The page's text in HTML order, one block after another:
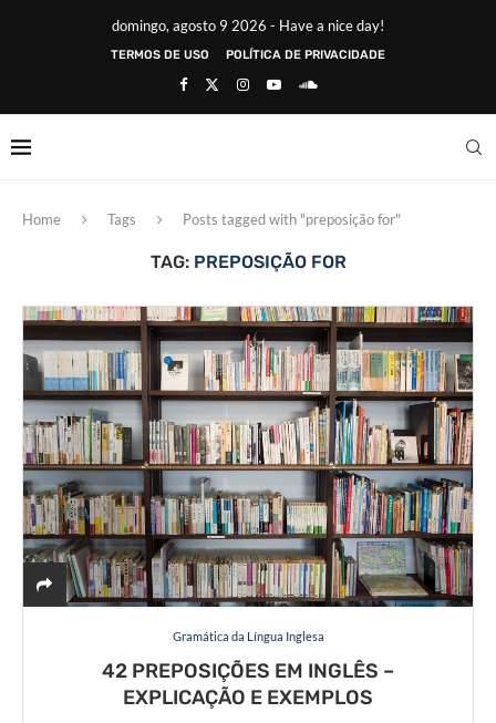
domingo, agosto 9 2026 - Have a nice day!
TERMOS DE USO POLÍTICA DE PRIVACIDADE
Home Tags Posts tagged with "preposição for"
TAG: PREPOSIÇÃO FOR
Gramática da Língua Inglesa
42 PREPOSIÇÕES EM INGLÊS –
EXPLICAÇÃO E EXEMPLOS